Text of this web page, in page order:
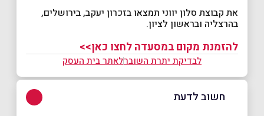
את קבוצת סלון יווני תמצאו בזכרון יעקב, בירושלים,
בהרצליה ובראשון לציון.
להזמנת מקום במסעדה לחצו כאן>>
לבדיקת יתרת השוברלאתר בית העסק
חשוב לדעת